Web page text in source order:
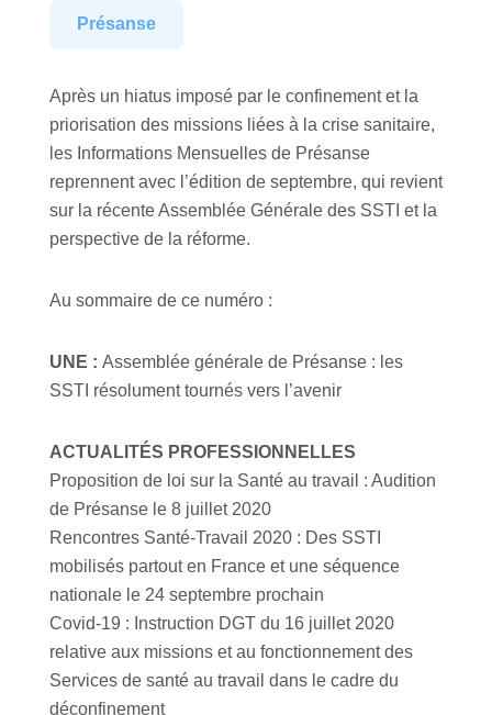
Présanse
Après un hiatus imposé par le confinement et la
priorisation des missions liées à la crise sanitaire,
les Informations Mensuelles de Présanse
reprennent avec l’édition de septembre, qui revient
sur la récente Assemblée Générale des SSTI et la
perspective de la réforme.
Au sommaire de ce numéro :
UNE : Assemblée générale de Présanse : les
SSTI résolument tournés vers l’avenir
ACTUALITÉS PROFESSIONNELLES
Proposition de loi sur la Santé au travail : Audition
de Présanse le 8 juillet 2020
Rencontres Santé-Travail 2020 : Des SSTI
mobilisés partout en France et une séquence
nationale le 24 septembre prochain
Covid-19 : Instruction DGT du 16 juillet 2020
relative aux missions et au fonctionnement des
Services de santé au travail dans le cadre du
déconfinement